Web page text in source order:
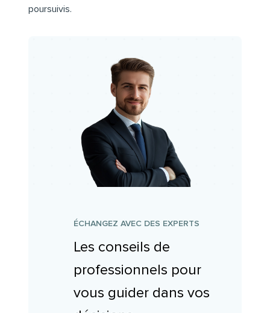
poursuivis.
ÉCHANGEZ AVEC DES EXPERTS
Les conseils de
professionnels pour
vous guider dans vos